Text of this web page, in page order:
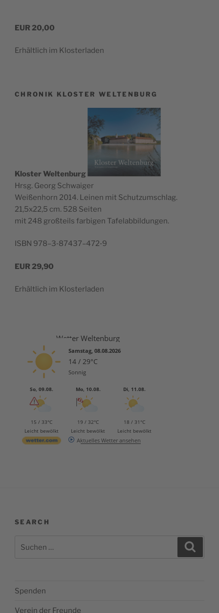
EUR 20,00
Erhält­lich im Klosterladen
CHRONIK KLOSTER WELTENBURG
Klos­ter Wel­ten­burg
Hrsg. Georg Schwaiger
Wei­ßen­horn 2014. Lei­nen mit Schutz­um­schlag.
21,5x22,5 cm. 528 Seiten
mit 248 groß­teils far­bi­gen Tafelabbildungen.
ISBN 978–3‑87437–472‑9
EUR 29,90
Erhält­lich im Klosterladen
Wetter Weltenburg
Samstag, 08.08.2026
14 / 29°C
Sonnig
So, 09.08.
15 / 33°C
Leicht bewölkt
Mo, 10.08.
19 / 32°C
Leicht bewölkt
Di, 11.08.
18 / 31°C
Leicht bewölkt
Aktuelles Wetter ansehen
SEARCH
nach:
Spenden
Verein der Freunde